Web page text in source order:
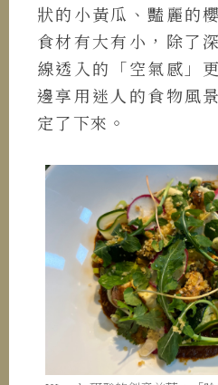
狀的小黃瓜、豔麗的
食材有大有小，除了
線透入的「空氣感」
邊享用迷人的食物風
定了下來。